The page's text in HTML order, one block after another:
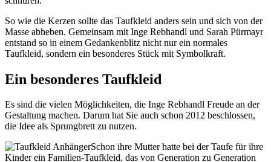
So wie die Kerzen sollte das Taufkleid anders sein und sich von der
Masse abheben. Gemeinsam mit Inge Rebhandl und Sarah Pürmayr
entstand so in einem Gedankenblitz nicht nur ein normales
Taufkleid, sondern ein besonderes Stück mit Symbolkraft.
Ein besonderes Taufkleid
Es sind die vielen Möglichkeiten, die Inge Rebhandl Freude an der
Gestaltung machen. Darum hat Sie auch schon 2012 beschlossen,
die Idee als Sprungbrett zu nutzen.
Schon ihre Mutter hatte bei der Taufe für ihre
Kinder ein Familien-Taufkleid, das von Generation zu Generation